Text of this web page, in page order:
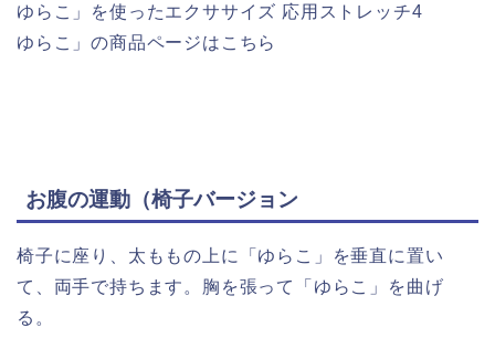
ゆらこ」を使ったエクササイズ 応用ストレッチ4
ゆらこ」の商品ページはこちら
お腹の運動（椅子バージョン
椅子に座り、太ももの上に「ゆらこ」を垂直に置い
て、両手で持ちます。胸を張って「ゆらこ」を曲げ
る。